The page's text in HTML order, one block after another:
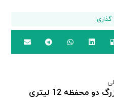
محفظه 12 لیتری